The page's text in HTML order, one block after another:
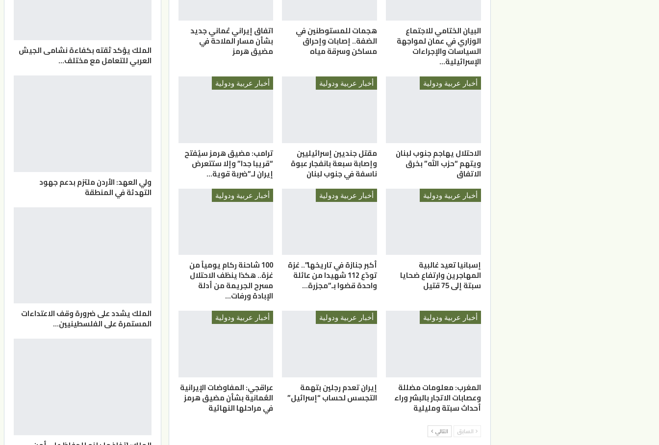
البيان الختامي للاجتماع
الوزاري في عمان لمواجهة
السياسات والإجراءات
الإسرائيلية…
هجمات للمستوطنين في
الضفة.. إصابات وإحراق
مساكن وسرقة مياه
اتفاق إيراني عُماني جديد
بشأن مسار الملاحة في
مضيق هرمز
أخبار عربية ودولية
الاحتلال يهاجم جنوب لبنان
ويتهم “حزب الله” بخرق
الاتفاق
أخبار عربية ودولية
مقتل جنديين إسرائيليين
وإصابة سبعة بانفجار عبوة
ناسفة في جنوب لبنان
أخبار عربية ودولية
ترامب: مضيق هرمز سيُفتح
“قريبا جدا” وإلا ستتعرض
إيران لـ”ضربة قوية…
أخبار عربية ودولية
إسبانيا تعيد غالبية
المهاجرين وارتفاع ضحايا
سبتة إلى 75 قتيل
أخبار عربية ودولية
أكبر جنازة في تاريخها”.. غزة
تودّع 112 شهيدا من عائلة
واحدة قضوا بـ”مجزرة…
أخبار عربية ودولية
100 شاحنة ركام يومياً من
غزة.. هكذا ينظف الاحتلال
مسرح الجريمة من أدلة
الإبادة ورفات…
أخبار عربية ودولية
المغرب: معلومات مضللة
وعصابات الاتجار بالبشر وراء
أحداث سبتة ومليلية
أخبار عربية ودولية
إيران تعدم رجلين بتهمة
التجسس لحساب “إسرائيل”
أخبار عربية ودولية
عراقجي: المفاوضات الإيرانية
العُمانية بشأن مضيق هرمز
في مراحلها النهائية
السابق التالي
الملك يؤكد ثقته بكفاءة نشامى الجيش
العربي للتعامل مع مختلف…
ولي العهد: الأردن ملتزم بدعم جهود
التهدئة في المنطقة
الملك يشدد على ضرورة وقف الاعتداءات
المستمرة على الفلسطينيين…